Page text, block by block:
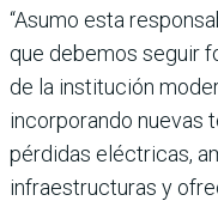
“Asumo esta
que debemos seguir
de la institución
incorporando nuevas
pérdidas eléctricas,
infraestructuras y